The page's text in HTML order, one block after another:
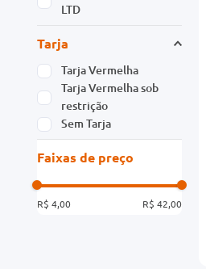
LTD
Tarja
Tarja Vermelha
Tarja Vermelha sob
restrição
Sem Tarja
Faixas de preço
R$ 4,00 R$ 42,00